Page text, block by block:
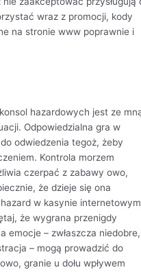
wraz z promocji, kody
na stronie www poprawnie i
hazardowych jest ze
Odpowiedzialna gra w
odwiedzenia tegoż, żeby
Kontrola morzem
czerpać z zabawy owo,
że dzieje się ona
w kasynie internetowym
że wygrana przenigdy
emocje – zwłaszcza niedobre,
– mogą prowadzić do
granie u dołu wpływem